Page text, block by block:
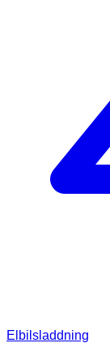
Elbilsladdning